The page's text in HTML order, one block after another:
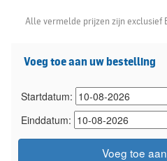
Alle vermelde prijzen zijn exclusief
Voeg toe aan uw bestelling
Startdatum:
Einddatum:
Voeg toe